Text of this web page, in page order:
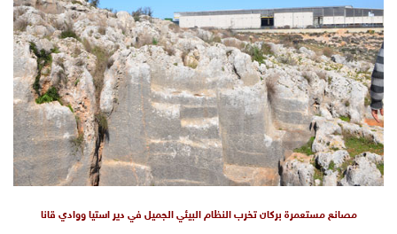
مصانع مستعمرة بركان تخرب النظام البيئي الجميل في دير استيا ووادي قانا